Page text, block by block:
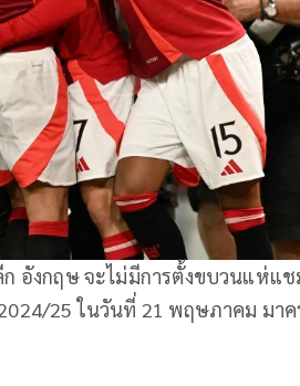
อังกฤษ จะไม่มีการตั้งขบวนแห่แ
25 ในวันที่ 21 พฤษภาคม มา